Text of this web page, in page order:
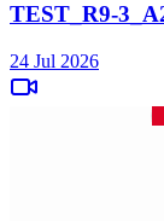
TEST_R9-
24 Jul 2026